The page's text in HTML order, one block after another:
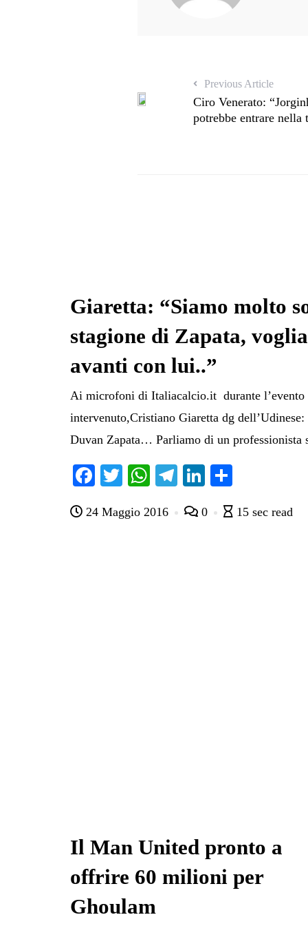
Previous Article
Ciro Venerato:
potrebbe entrare nella
Giaretta: “Siamo molto
stagione di Zapata,
avanti con lui..”
Ai microfoni di Italiacalcio.it durante l’evento
intervenuto,Cristiano Giaretta dg
Duvan Zapata… Parliamo di un
Fa
bo
T
tte
W
ts
Te
gr
Li
ed di
24 Maggio 2016 0 15 sec read
Il Man United pronto a
offrire 60 milioni per
Ghoulam